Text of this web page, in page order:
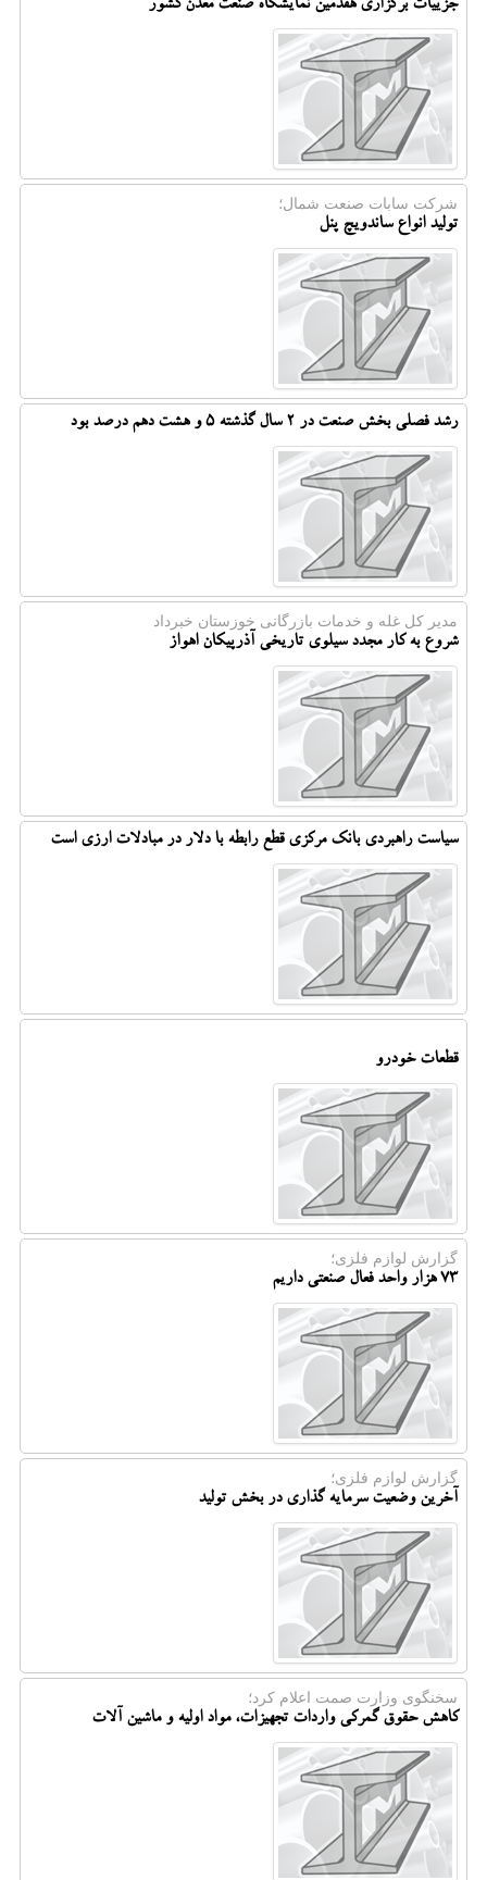
جزییات برگزاری هفدمین نمایشگاه صنعت معدن کشور
شرکت سابات صنعت شمال؛
تولید انواع ساندویچ پنل
رشد فصلی بخش صنعت در ۲ سال گذشته ۵ و هشت دهم درصد بود
مدیر كل غله و خدمات بازرگانی خوزستان خبرداد
شروع به کار مجدد سیلوی تاریخی آذرپیکان اهواز
سیاست راهبردی بانک مرکزی قطع رابطه با دلار در مبادلات ارزی است
قطعات خودرو
گزارش لوازم فلزی؛
۷۳ هزار واحد فعال صنعتی داریم
گزارش لوازم فلزی؛
آخرین وضعیت سرمایه گذاری در بخش تولید
سخنگوی وزارت صمت اعلام كرد؛
کاهش حقوق گمرکی واردات تجهیزات، مواد اولیه و ماشین آلات